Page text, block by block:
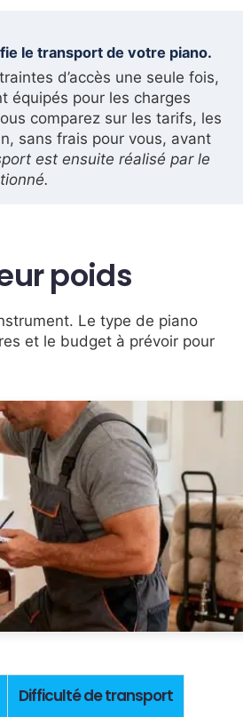
le transport de votre piano.
d’accès une seule fois,
équipés pour les charges
comparez sur les tarifs, les
sans frais pour vous, avant
est ensuite réalisé par le
poids
Le type de piano
et le budget à prévoir pour
Difficulté de transport